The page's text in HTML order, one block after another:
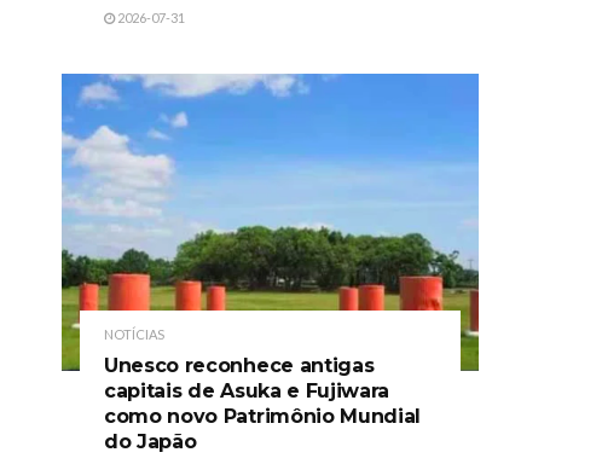
2026-07-31
NOTÍCIAS
Unesco reconhece antigas
capitais de Asuka e Fujiwara
como novo Patrimônio Mundial
do Japão